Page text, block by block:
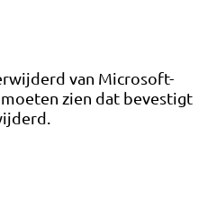
van Microsoft-
zien dat bevestigt